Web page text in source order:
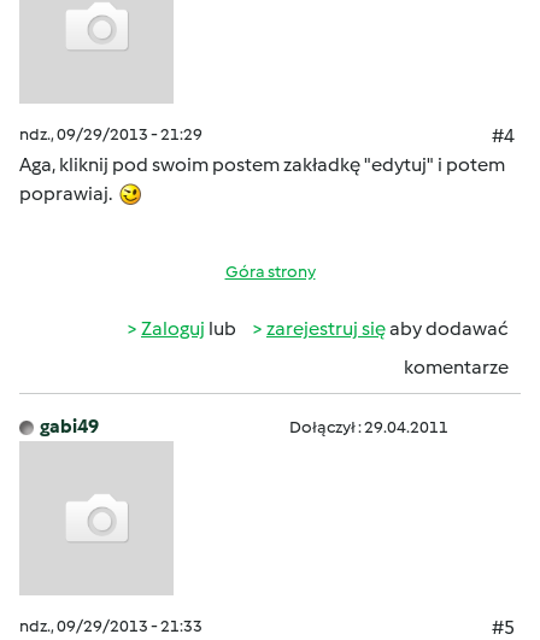
ndz., 09/29/2013 - 21:29
#4
Aga, kliknij pod swoim postem zakładkę "edytuj" i potem
poprawiaj.
Góra strony
Zaloguj lub zarejestruj sięaby dodawać
komentarze
gabi49 Dołączył : 29.04.2011
ndz., 09/29/2013 - 21:33
#5